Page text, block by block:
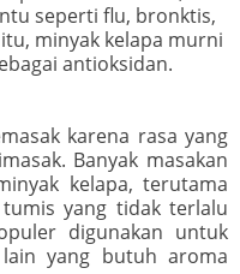
seperti flu, bronktis,
minyak kelapa murni
antioksidan.
karena rasa yang
Banyak masakan
kelapa, terutama
yang tidak terlalu
digunakan untuk
yang butuh aroma